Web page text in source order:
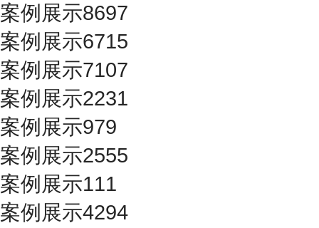
案例展示8697
案例展示6715
案例展示7107
案例展示2231
案例展示979
案例展示2555
案例展示111
案例展示4294